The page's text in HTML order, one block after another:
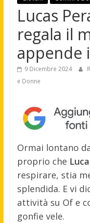
Lucas
regala il
appende
9 Dicembre 2024
e Donne
Ormai lontano
proprio che
respirare, stia
splendida. E vi
attività su Of e
gonfie vele.